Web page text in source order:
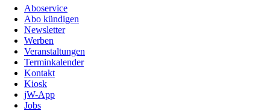
Aboservice
Abo kündigen
Newsletter
Werben
Veranstaltungen
Terminkalender
Kontakt
Kiosk
jW-App
Jobs